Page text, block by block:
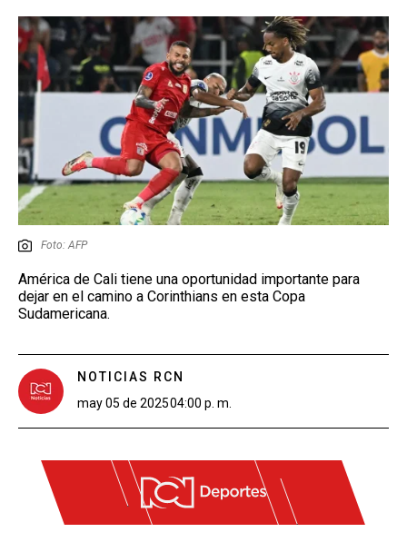
EMISIÓN 11:30 PM
Foto: AFP
América de Cali tiene una oportunidad importante para
dejar en el camino a Corinthians en esta Copa
Sudamericana.
NOTICIAS RCN
may 05 de 202504:00 p. m.